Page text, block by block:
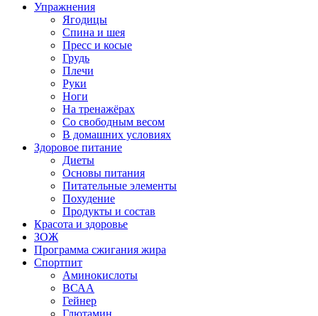
Упражнения
Ягодицы
Спина и шея
Пресс и косые
Грудь
Плечи
Руки
Ноги
На тренажёрах
Со свободным весом
В домашних условиях
Здоровое питание
Диеты
Основы питания
Питательные элементы
Похудение
Продукты и состав
Красота и здоровье
ЗОЖ
Программа сжигания жира
Спортпит
Аминокислоты
ВСАА
Гейнер
Глютамин